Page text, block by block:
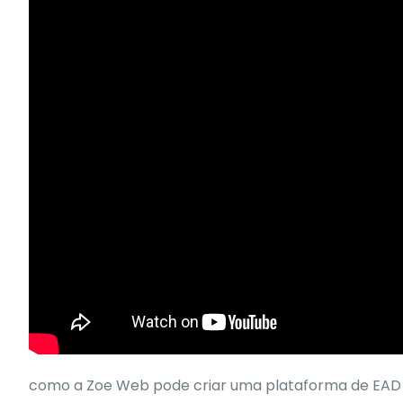
como a Zoe Web pode criar uma plataforma de EAD